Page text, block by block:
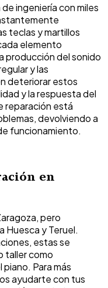
ingeniería con miles
teclas y martillos
elemento
producción del sonido
y las
deteriorar estos
y la respuesta del
reparación está
devolviendo a
funcionamiento.
en
pero
Huesca y Teruel.
estas se
taller como
Para más
ayudarte con tus